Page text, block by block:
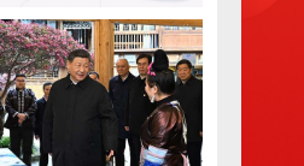
余名少年在陆良上演“荒野